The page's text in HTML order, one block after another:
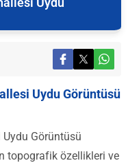
Uydu Görüntüsü
Görüntüsü
topografik özellikleri ve